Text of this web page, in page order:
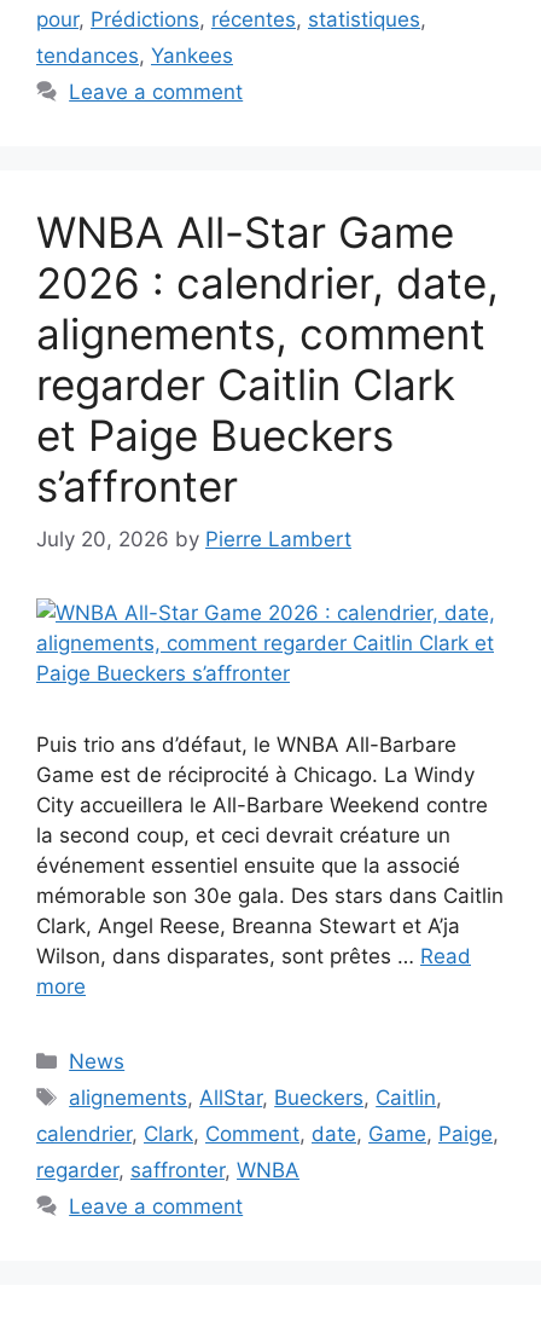
pour, Prédictions, récentes, statistiques,
tendances, Yankees
Leave a comment
WNBA All-Star Game
2026 : calendrier, date,
alignements, comment
regarder Caitlin Clark
et Paige Bueckers
s’affronter
July 20, 2026 by Pierre Lambert
Puis trio ans d’défaut, le WNBA All-Barbare
Game est de réciprocité à Chicago. La Windy
City accueillera le All-Barbare Weekend contre
la second coup, et ceci devrait créature un
événement essentiel ensuite que la associé
mémorable son 30e gala. Des stars dans Caitlin
Clark, Angel Reese, Breanna Stewart et A’ja
Wilson, dans disparates, sont prêtes … Read
more
Categories
News
Tags
alignements,AllStar, Bueckers, Caitlin,
calendrier, Clark, Comment, date, Game, Paige,
regarder, saffronter, WNBA
Leave a comment